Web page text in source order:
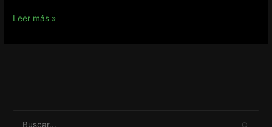
Economía
Leer más »